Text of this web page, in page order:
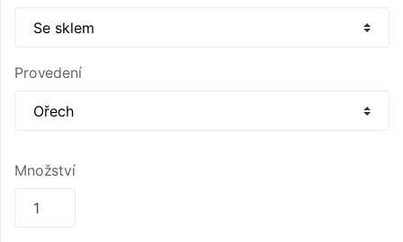
Provedení
Množství